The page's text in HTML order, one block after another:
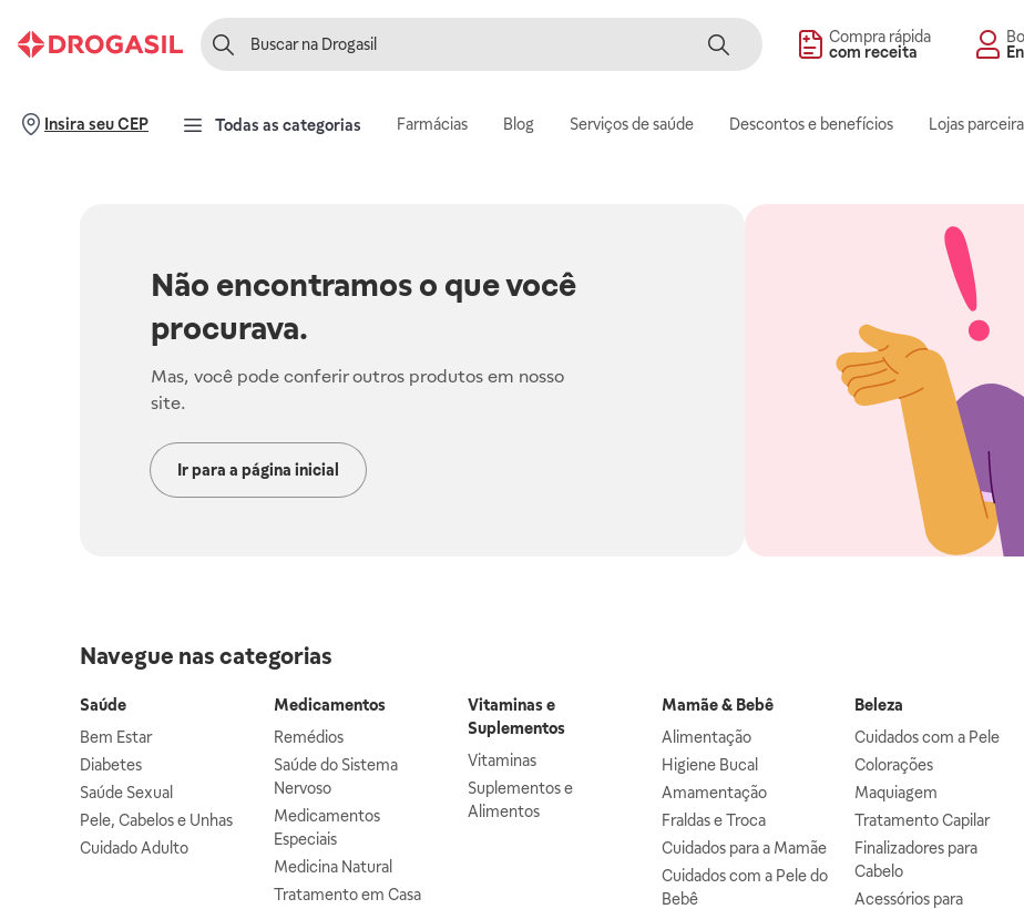
Compra rápida
com receita
Insira seu CEP Todas as categorias Farmácias Blog Serviços de saúde Descontos e benefícios Lojas
Não encontramos o que você
procurava.
Mas, você pode conferir outros produtos em nosso
site.
Ir para a página inicial
Navegue nas categorias
Saúde
Bem Estar
Diabetes
Saúde Sexual
Pele, Cabelos e Unhas
Cuidado Adulto
Medicamentos
Remédios
Saúde do Sistema
Nervoso
Medicamentos
Especiais
Medicina Natural
Tratamento em Casa
Vitaminas e
Suplementos
Vitaminas
Suplementos e
Alimentos
Mamãe & Bebê
Alimentação
Higiene Bucal
Amamentação
Fraldas e Troca
Cuidados para a Mamãe
Cuidados com a Pele do
Bebê
Beleza
Cuidados com a Pele
Colorações
Maquiagem
Tratamento Capilar
Finalizadores para
Cabelo
Acessórios para